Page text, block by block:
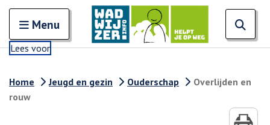
Open en sluit het
Menu
Lees voor
Home Jeugd en gezin Ouderschap
Overlijden en
rouw